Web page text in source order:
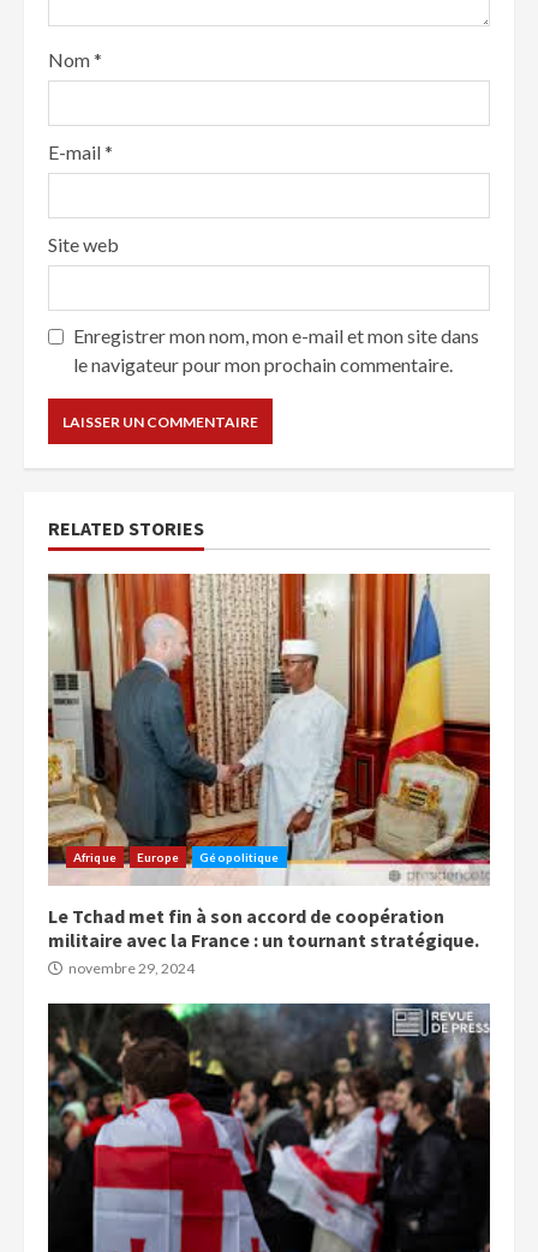
Nom*
E-mail*
Site web
Enregistrer mon nom, mon e-mail et mon site dans
le navigateur pour mon prochain commentaire.
RELATED STORIES
Afrique Europe Géopolitique
Le Tchad met fin à son accord de coopération
militaire avec la France : un tournant stratégique.
novembre 29, 2024